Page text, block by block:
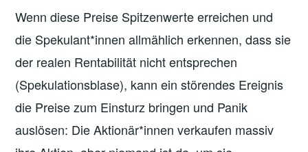
Wenn diese Preise Spitzenwerte erreichen und
die Spekulant*innen allmählich erkennen, dass sie
der realen Rentabilität nicht entsprechen
(Spekulationsblase), kann ein störendes Ereignis
die Preise zum Einsturz bringen und Panik
auslösen: Die Aktionär*innen verkaufen massiv